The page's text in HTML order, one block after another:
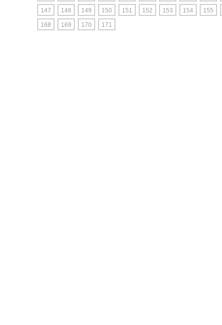
147 148 149 150 151 152 153 154 155
168 169 170 171